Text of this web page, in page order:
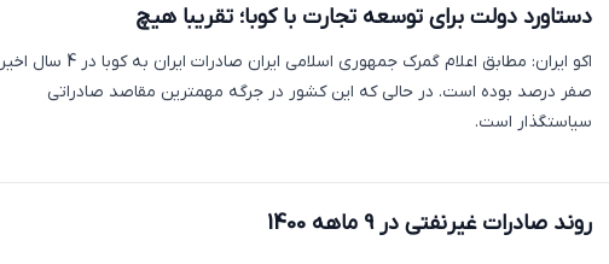
دستاورد دولت برای توسعه تجارت با کوبا؛ تقریبا هیچ
اکو ایران: مطابق اعلام گمرک جمهوری اسلامی ایران صادرات ایران به کوبا در 4 سال اخیر
صفر درصد بوده است. در حالی که این کشور در جرگه مهمترین مقاصد صادراتی
سیاستگذار است.
روند صادرات غیرنفتی در 9 ماهه 1400